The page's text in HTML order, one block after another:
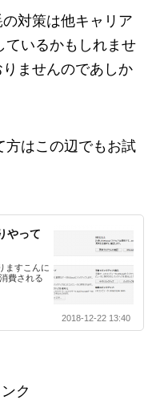
対策は他キャリア
ているかもしれませ
ませんのであしか
方はこの辺でもお試
やって
ますこんに
費される
2018-12-22 13:40
ク